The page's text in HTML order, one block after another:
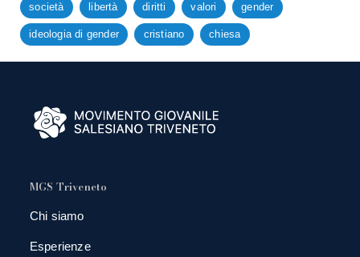
società libertà diritti valori gender
ideologia di gender cristiano chiesa
MGS Triveneto
Chi siamo
Esperienze